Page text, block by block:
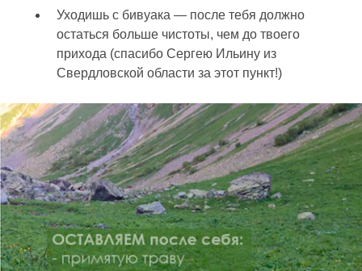
Уходишь с бивуака — после тебя должно
остаться больше чистоты, чем до твоего
прихода (спасибо Сергею Ильину из
Свердловской области за этот пункт!)